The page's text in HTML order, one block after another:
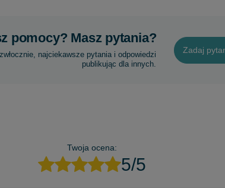
pomocy? Masz pytania?
najciekawsze pytania i odpowiedzi
publikując dla innych.
Zadaj
Twoja ocena:
5/5